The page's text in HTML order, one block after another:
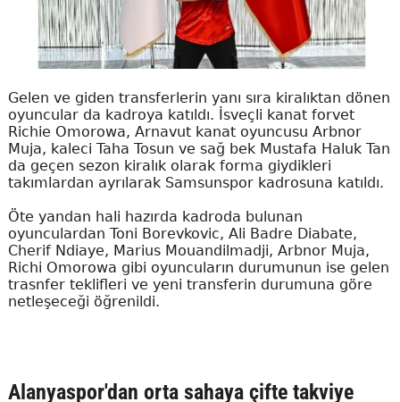
Gelen ve giden transferlerin yanı sıra kiralıktan dönen
oyuncular da kadroya katıldı. İsveçli kanat forvet
Richie Omorowa, Arnavut kanat oyuncusu Arbnor
Muja, kaleci Taha Tosun ve sağ bek Mustafa Haluk Tan
da geçen sezon kiralık olarak forma giydikleri
takımlardan ayrılarak Samsunspor kadrosuna katıldı.
Öte yandan hali hazırda kadroda bulunan
oyunculardan Toni Borevkovic, Ali Badre Diabate,
Cherif Ndiaye, Marius Mouandilmadji, Arbnor Muja,
Richi Omorowa gibi oyuncuların durumunun ise gelen
trasnfer teklifleri ve yeni transferin durumuna göre
netleşeceği öğrenildi.
Alanyaspor'dan orta sahaya çifte takviye